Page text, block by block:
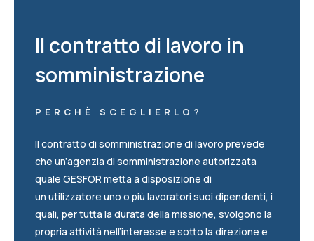
Il contratto di lavoro in
somministrazione
PERCHÈ SCEGLIERLO?
Il contratto di somministrazione di lavoro prevede
che un’agenzia di somministrazione autorizzata
quale GESFOR metta a disposizione di
un utilizzatore uno o più lavoratori suoi dipendenti, i
quali, per tutta la durata della missione, svolgono la
propria attività nell’interesse e sotto la direzione e